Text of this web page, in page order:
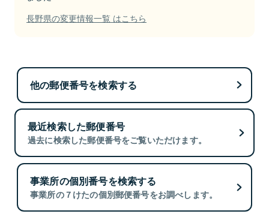
長野県の変更情報一覧 はこちら
他の郵便番号を検索する
最近検索した郵便番号
過去に検索した郵便番号をご覧いただけます。
事業所の個別番号を検索する
事業所の７けたの個別郵便番号をお調べします。